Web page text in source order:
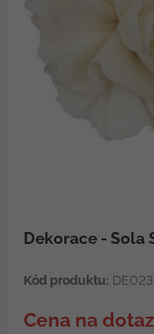
Dekorace - Sola
Kód produktu:
Cena na dotaz